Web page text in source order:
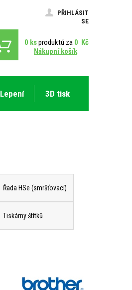
PŘIHLÁSIT
SE
0 ksproduktů za 0 Kč
Nákupní košík
Lepení 3D tisk
Řada HSe (smršťovací)
Tiskárny štítků